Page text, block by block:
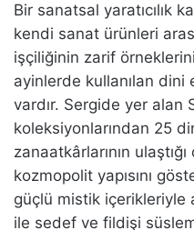
Bir sanatsal yaratıcılık
kendi sanat ürünleri
işçiliğinin zarif
ayinlerde kullanılan dini
vardır. Sergide yer alan
koleksiyonlarından 25
zanaatkârlarının
kozmopolit yapısını
güçlü mistik içerikleriyle
ile sedef ve fildişi